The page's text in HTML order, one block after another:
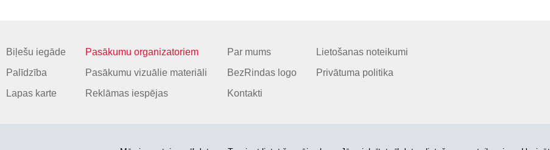
Biļešu iegāde
Palīdzība
Lapas karte
Pasākumu organizatoriem
Pasākumu vizuālie materiāli
Reklāmas iespējas
Par mums
BezRindas logo
Kontakti
Lietošanas noteikumi
Privātuma politika